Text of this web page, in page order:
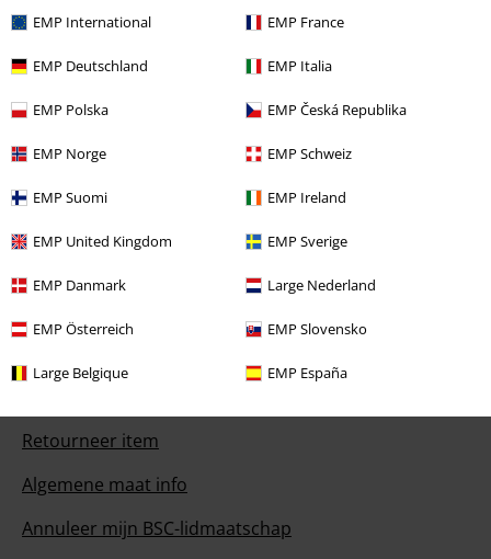
EMP International EMP France
EMP Deutschland EMP Italia
EMP Polska EMP Česká Republika
EMP Norge EMP Schweiz
EMP Suomi EMP Ireland
EMP United Kingdom EMP Sverige
EMP Danmark Large Nederland
EMP Österreich EMP Slovensko
Large Belgique EMP España
Onze klantenservice staat voor je klaar
Bereikbaar: maandag van 09:00 uur tot 17:00 uur.
Begin chat
Retourneer item
Algemene maat info
Annuleer mijn BSC-lidmaatschap